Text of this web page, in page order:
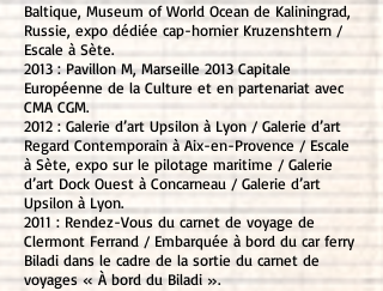
Baltique, Museum of World Ocean de Kaliningrad,
Russie, expo dédiée cap-hornier Kruzenshtern /
Escale à Sète.
2013 : Pavillon M, Marseille 2013 Capitale
Européenne de la Culture et en partenariat avec
CMA CGM.
2012 : Galerie d’art Upsilon à Lyon / Galerie d’art
Regard Contemporain à Aix-en-Provence / Escale
à Sète, expo sur le pilotage maritime / Galerie
d’art Dock Ouest à Concarneau / Galerie d’art
Upsilon à Lyon.
2011 : Rendez-Vous du carnet de voyage de
Clermont Ferrand / Embarquée à bord du car ferry
Biladi dans le cadre de la sortie du carnet de
voyages « À bord du Biladi ».